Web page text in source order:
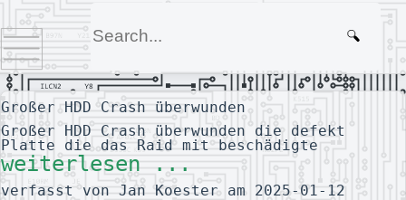
Großer HDD Crash überwunden
Großer HDD Crash überwunden die defekt
Platte die das Raid mit beschädigte
weiterlesen ...
verfasst von Jan Koester am 2025-01-12